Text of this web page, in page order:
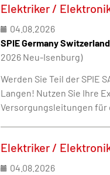
Elektriker /
04.08.2026
SPIE Germany
2026 Neu-Isenburg)
Werden Sie Teil der SPIE
Langen! Nutzen Sie Ihre
Versorgungsleitungen für
Elektriker /
04.08.2026